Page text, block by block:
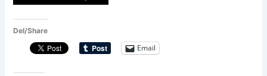
Del/Share
Email